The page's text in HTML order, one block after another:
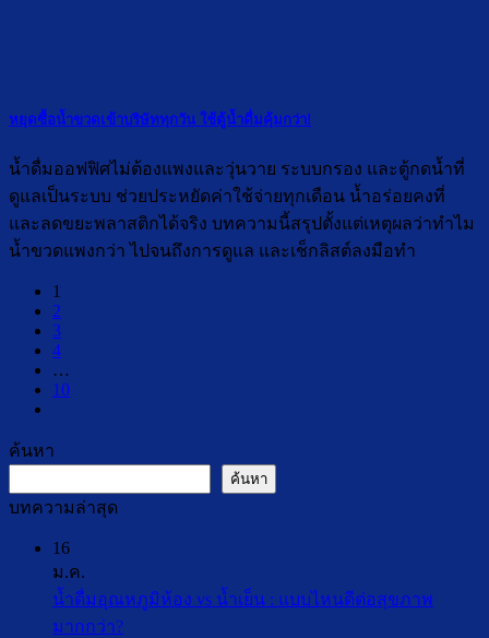
หยุดซื้อน้ำขวดเข้าบริษัททุกวัน ใช้ตู้น้ำดื่มคุ้มกว่า!
น้ำดื่มออฟฟิศไม่ต้องแพงและวุ่นวาย ระบบกรอง และตู้กดน้ำที่
ดูแลเป็นระบบ ช่วยประหยัดค่าใช้จ่ายทุกเดือน น้ำอร่อยคงที่
และลดขยะพลาสติกได้จริง บทความนี้สรุปตั้งแต่เหตุผลว่าทำไม
น้ำขวดแพงกว่า ไปจนถึงการดูแล และเช็กลิสต์ลงมือทำ
1
2
3
4
…
10
ค้นหา
ค้นหา
บทความล่าสุด
16
ม.ค.
น้ำดื่มอุณหภูมิห้อง vs น้ำเย็น : แบบไหนดีต่อสุขภาพ
มากกว่า?ไม่มี